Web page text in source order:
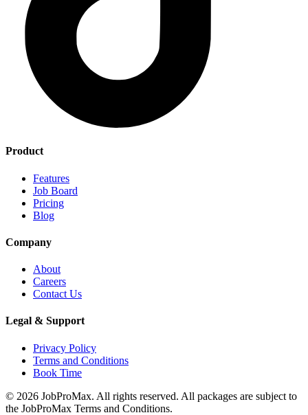
Product
Features
Job Board
Pricing
Blog
Company
About
Careers
Contact Us
Legal & Support
Privacy Policy
Terms and Conditions
Book Time
© 2026 JobProMax. All rights reserved. All packages are subject to
the JobProMax Terms and Conditions.